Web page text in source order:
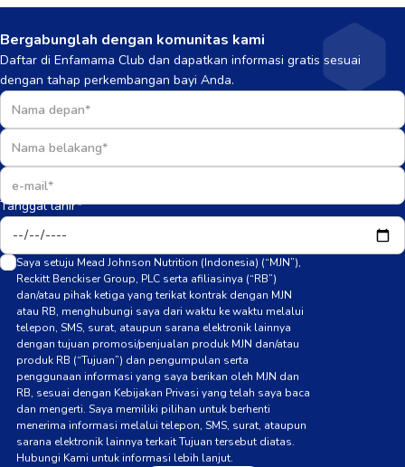
Bergabunglah dengan komunitas kami
Daftar di Enfamama Club dan dapatkan informasi gratis sesuai
dengan tahap perkembangan bayi Anda.
Tanggal lahir*
Saya setuju Mead Johnson Nutrition (Indonesia) (“MJN”),
Reckitt Benckiser Group, PLC serta afiliasinya (“RB”)
dan/atau pihak ketiga yang terikat kontrak dengan MJN
atau RB, menghubungi saya dari waktu ke waktu melalui
telepon, SMS, surat, ataupun sarana elektronik lainnya
dengan tujuan promosi/penjualan produk MJN dan/atau
produk RB (“Tujuan”) dan pengumpulan serta
penggunaan informasi yang saya berikan oleh MJN dan
RB, sesuai dengan Kebijakan Privasi yang telah saya baca
dan mengerti. Saya memiliki pilihan untuk berhenti
menerima informasi melalui telepon, SMS, surat, ataupun
sarana elektronik lainnya terkait Tujuan tersebut diatas.
Hubungi Kami untuk informasi lebih lanjut.